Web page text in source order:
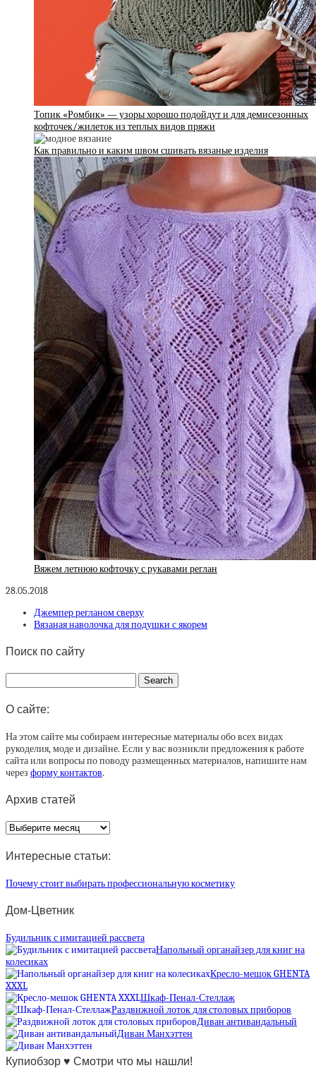
Топик «Ромбик» — узоры хорошо подойдут и для демисезонных
кофточек/жилеток из теплых видов пряжи
Как правильно и каким швом сшивать вязаные изделия
Вяжем летнюю кофточку с рукавами реглан
28.05.2018
Джемпер регланом сверху
Вязаная наволочка для подушки с якорем
Поиск по сайту
О сайте:
На этом сайте мы собираем интересные материалы обо всех видах
рукоделия, моде и дизайне. Если у вас возникли предложения к работе
сайта или вопросы по поводу размещенных материалов, напишите нам
через форму контактов.
Архив статей
Архив
статей
Интересные статьи:
Почему стоит выбирать профессиональную косметику
Дом-Цветник
Будильник с имитацией рассвета
Напольный органайзер для книг на
колесиках
Кресло-мешок GHENTA
XXXL
Шкаф-Пенал-Стеллаж
Раздвижной лоток для столовых приборов
Диван антивандальный
Диван Манхэттен
Купиобзор ♥ Смотри что мы нашли!